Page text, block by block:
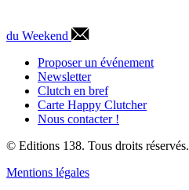
du Weekend
Proposer un événement
Newsletter
Clutch en bref
Carte Happy Clutcher
Nous contacter !
© Editions 138. Tous droits réservés.
Mentions légales